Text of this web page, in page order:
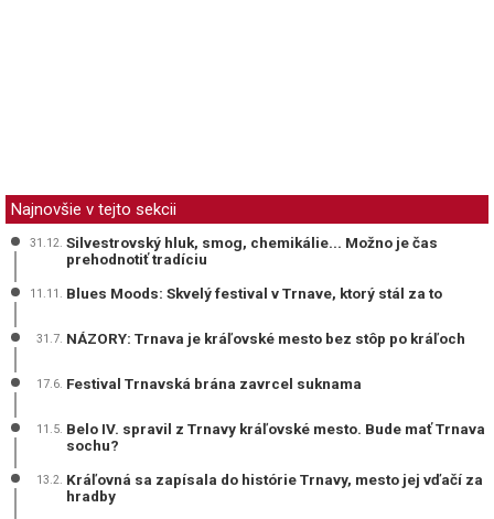
Najnovšie v tejto sekcii
31.12. Silvestrovský hluk, smog, chemikálie... Možno je čas
prehodnotiť tradíciu
11.11. Blues Moods: Skvelý festival v Trnave, ktorý stál za to
31.7. NÁZORY: Trnava je kráľovské mesto bez stôp po kráľoch
17.6. Festival Trnavská brána zavrcel suknama
11.5. Belo IV. spravil z Trnavy kráľovské mesto. Bude mať Trnava
sochu?
13.2.
Kráľovná sa zapísala do histórie Trnavy, mesto jej vďačí za
hradby